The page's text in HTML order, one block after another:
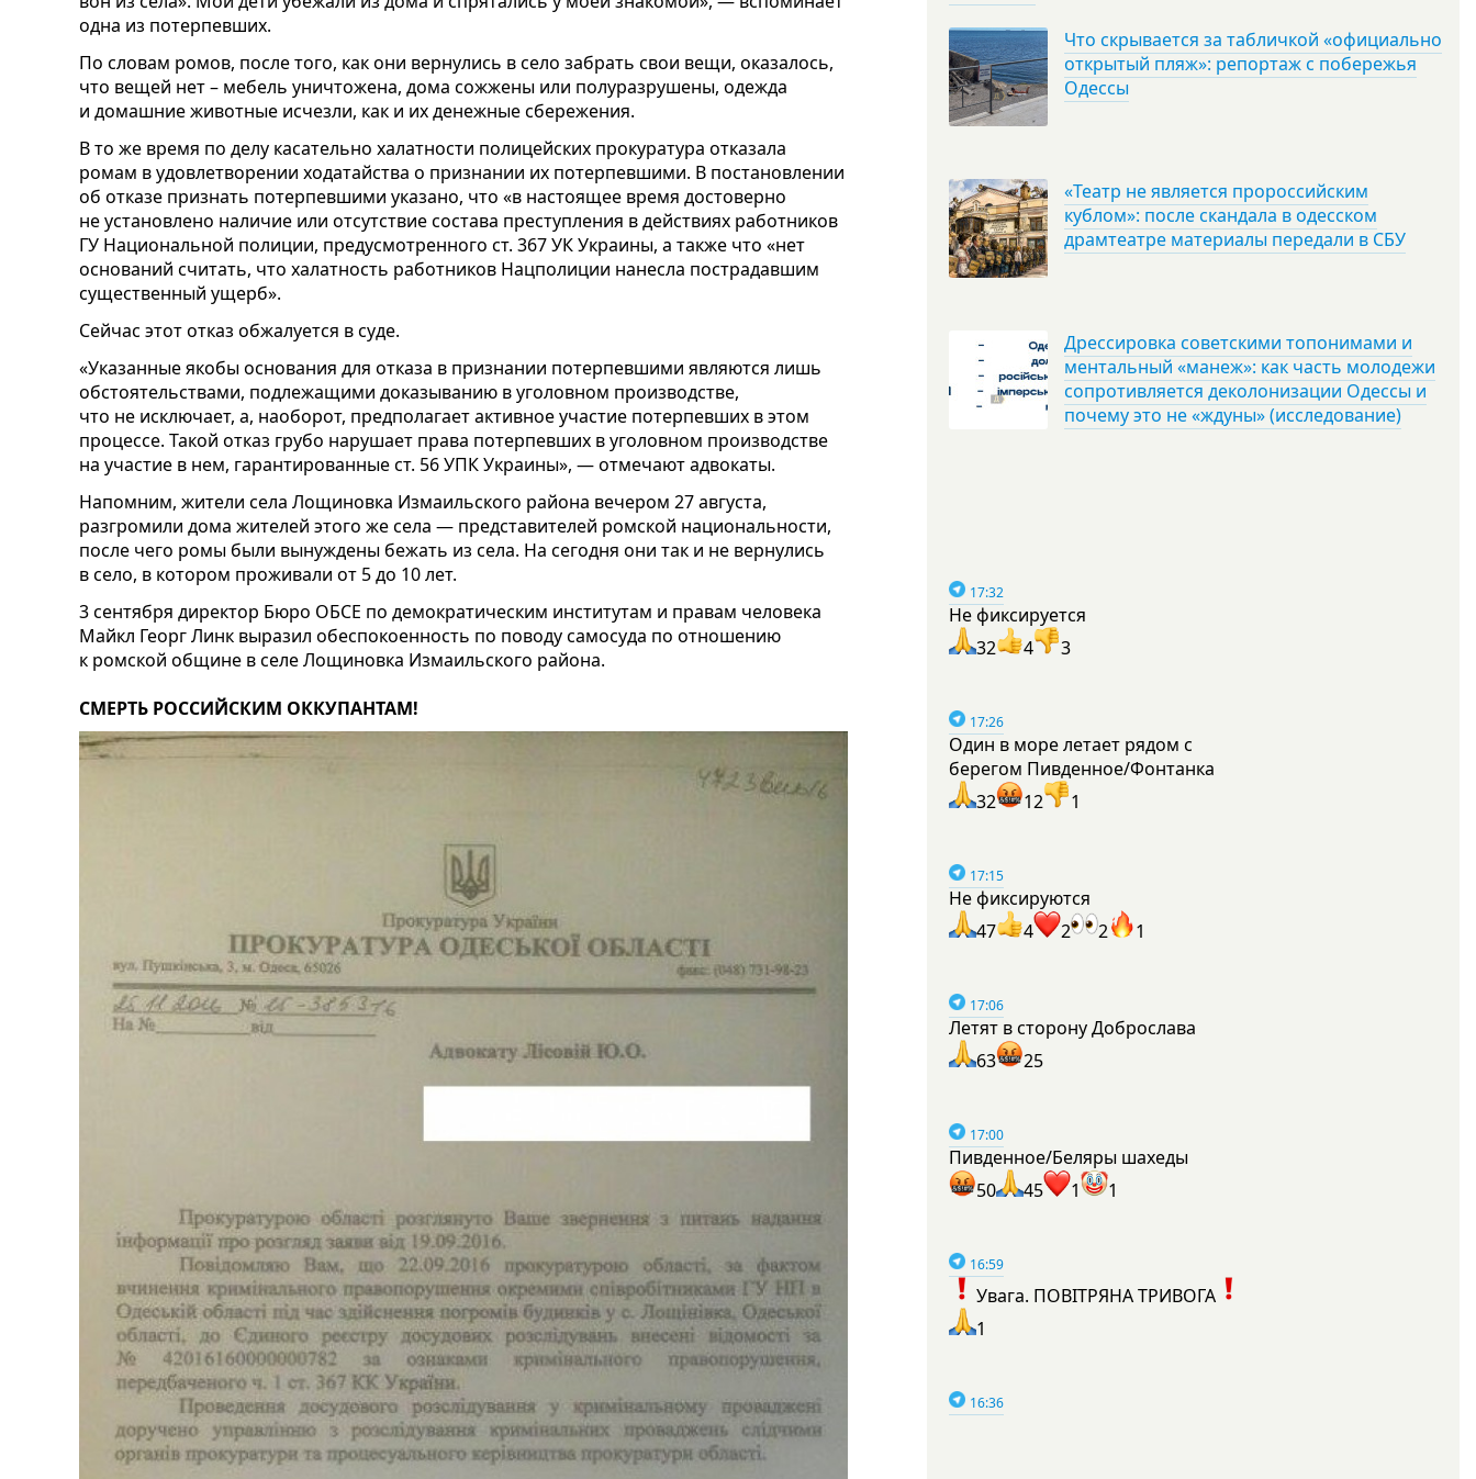
одна из потерпевших.
По словам ромов, после того, как они вернулись в село забрать свои вещи, оказалось,
что вещей нет – мебель уничтожена, дома сожжены или полуразрушены, одежда
и домашние животные исчезли, как и их денежные сбережения.
В то же время по делу касательно халатности полицейских прокуратура отказала
ромам в удовлетворении ходатайства о признании их потерпевшими. В постановлении
об отказе признать потерпевшими указано, что «в настоящее время достоверно
не установлено наличие или отсутствие состава преступления в действиях работников
ГУ Национальной полиции, предусмотренного ст. 367 УК Украины, а также что «нет
оснований считать, что халатность работников Нацполиции нанесла пострадавшим
существенный ущерб».
Сейчас этот отказ обжалуется в суде.
«Указанные якобы основания для отказа в признании потерпевшими являются лишь
обстоятельствами, подлежащими доказыванию в уголовном производстве,
что не исключает, а, наоборот, предполагает активное участие потерпевших в этом
процессе. Такой отказ грубо нарушает права потерпевших в уголовном производстве
на участие в нем, гарантированные ст. 56 УПК Украины», — отмечают адвокаты.
Напомним, жители села Лощиновка Измаильского района вечером 27 августа,
разгромили дома жителей этого же села — представителей ромской национальности,
после чего ромы были вынуждены бежать из села. На сегодня они так и не вернулись
в село, в котором проживали от 5 до 10 лет.
3 сентября директор Бюро ОБСЕ по демократическим институтам и правам человека
Майкл Георг Линк выразил обеспокоенность по поводу самосуда по отношению
к ромской общине в селе Лощиновка Измаильского района.
СМЕРТЬ РОССИЙСКИМ ОККУПАНТАМ!
Что скрывается за табличкой «официально
открытый пляж»: репортаж с побережья
Одессы
«Театр не является пророссийским
кублом»: после скандала в одесском
драмтеатре материалы передали в СБУ
Дрессировка советскими топонимами и
ментальный «манеж»: как часть молодежи
сопротивляется деколонизации Одессы и
почему это не «ждуны» (исследование)
17:32
Не фиксируется
32
4 3
17:26
Один в море летает рядом с
берегом Пивденное/Фонтанка
32
12 1
17:15
Не фиксируются
47
4 2 2 1
17:06
Летят в сторону Доброслава
63
25
17:00
Пивденное/Беляры шахеды
50
45 1 1
16:59
Увага. ПОВІТРЯНА ТРИВОГА
1
16:36